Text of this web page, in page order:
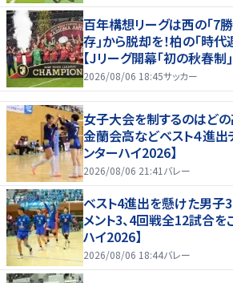
百年構想リーグは西の｢7
存｣から脱却を！柏の｢時代
【Jリーグ開幕｢初の秋春制
2026/08/06 18:45サッカー
女子大会を制するのはど
金蘭会高などベスト４進出
ンターハイ2026】
2026/08/06 21:41 バレー
ベスト4進出を懸けた男子3
メント3、4回戦全12試合を
ハイ2026】
2026/08/06 18:44バレー